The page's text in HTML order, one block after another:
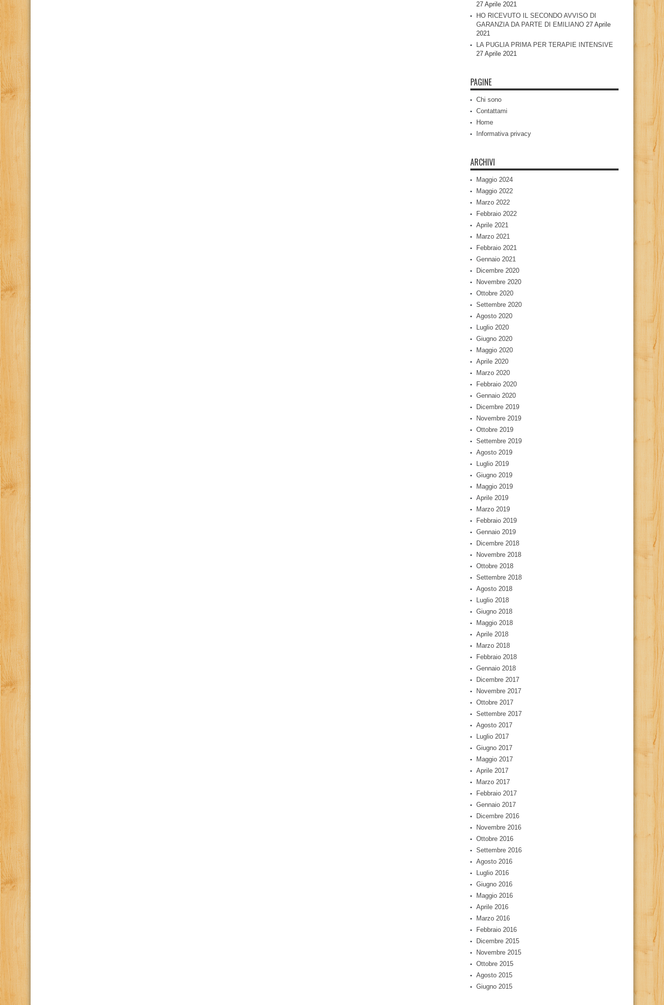
27 Aprile 2021
HO RICEVUTO IL SECONDO AVVISO DI
GARANZIA DA PARTE DI EMILIANO 27 Aprile
2021
LA PUGLIA PRIMA PER TERAPIE INTENSIVE
27 Aprile 2021
PAGINE
Chi sono
Contattami
Home
Informativa privacy
ARCHIVI
Maggio 2024
Maggio 2022
Marzo 2022
Febbraio 2022
Aprile 2021
Marzo 2021
Febbraio 2021
Gennaio 2021
Dicembre 2020
Novembre 2020
Ottobre 2020
Settembre 2020
Agosto 2020
Luglio 2020
Giugno 2020
Maggio 2020
Aprile 2020
Marzo 2020
Febbraio 2020
Gennaio 2020
Dicembre 2019
Novembre 2019
Ottobre 2019
Settembre 2019
Agosto 2019
Luglio 2019
Giugno 2019
Maggio 2019
Aprile 2019
Marzo 2019
Febbraio 2019
Gennaio 2019
Dicembre 2018
Novembre 2018
Ottobre 2018
Settembre 2018
Agosto 2018
Luglio 2018
Giugno 2018
Maggio 2018
Aprile 2018
Marzo 2018
Febbraio 2018
Gennaio 2018
Dicembre 2017
Novembre 2017
Ottobre 2017
Settembre 2017
Agosto 2017
Luglio 2017
Giugno 2017
Maggio 2017
Aprile 2017
Marzo 2017
Febbraio 2017
Gennaio 2017
Dicembre 2016
Novembre 2016
Ottobre 2016
Settembre 2016
Agosto 2016
Luglio 2016
Giugno 2016
Maggio 2016
Aprile 2016
Marzo 2016
Febbraio 2016
Dicembre 2015
Novembre 2015
Ottobre 2015
Agosto 2015
Giugno 2015